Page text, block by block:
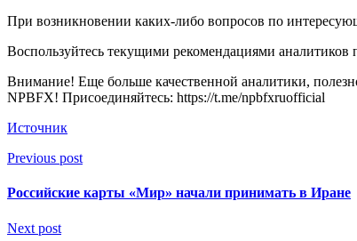
При возникновении каких-либо вопросов по
Воспользуйтесь текущими рекомендациями
Внимание! Еще больше качественной аналитики,
NPBFX! Присоединяйтесь: https://t.me/npbfxruofficial
Источник
Previous post
Российские карты «Мир» начали принимать в Иране
Next post